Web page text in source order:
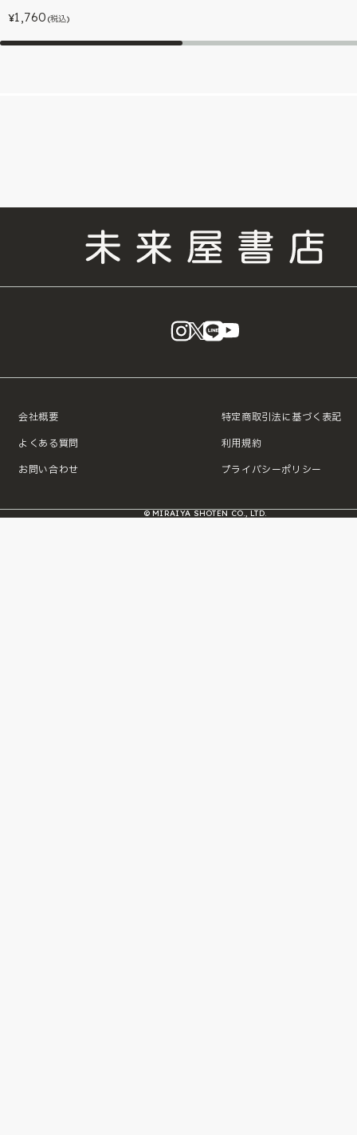
¥1,760 (税込)
instagram
X LINE
会社概要
よくある質問
お問い合わせ
特定商取引法に基づく表記
利用規約
プライバシーポリシー
© MIRAIYA SHOTEN CO., LTD.